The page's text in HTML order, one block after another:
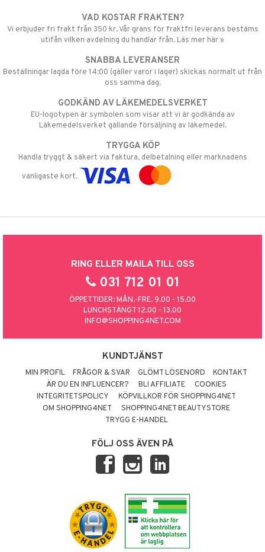
VAD KOSTAR FRAKTEN?
Vi erbjuder fri frakt från 350 kr. Vår gräns för fraktfri leverans bestäms
utifån vilken avdelning du handlar från. Läs mer här »
SNABBA LEVERANSER
Beställningar lagda före 14:00 (gäller varor i lager) skickas normalt ut från
oss samma dag.
GODKÄND AV LÄKEMEDELSVERKET
EU-logotypen är symbolen som visar att vi är godkända av
Läkemedelsverket gällande försäljning av läkemedel.
TRYGGA KÖP
Handla tryggt & säkert via faktura, delbetalning eller marknadens
vanligaste kort.
RING ELLER MAILA TILL OSS
031 712 01 01
ÖPPETTIDER: MÅN.-FRE. 9.00 - 15.00
LUNCHSTÄNGT 12.00 - 13.00
INFO@SHOPPING4NET.COM
KUNDTJÄNST
MIN PROFIL FRÅGOR & SVAR GLÖMT LÖSENORD
KONTAKT
ÄR DU EN INFLUENCER?
BLI AFFILIATE
COOKIES
INTEGRITETSPOLICY
KÖPVILLKOR FÖR SHOPPING4NET
OM SHOPPING4NET
SHOPPING4NET BEAUTYSTORE
TRYGG E-HANDEL
FÖLJ OSS ÄVEN PÅ